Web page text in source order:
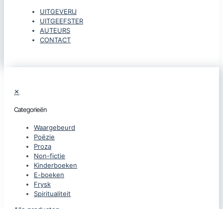
UITGEVERIJ
UITGEEFSTER
AUTEURS
CONTACT
✕
Categorieën
Waargebeurd
Poëzie
Proza
Non-fictie
Kinderboeken
E-boeken
Frysk
Spiritualiteit